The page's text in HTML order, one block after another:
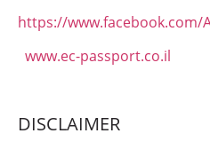
https://www.facebook.com/
www.ec-passport.co.il
DISCLAIMER